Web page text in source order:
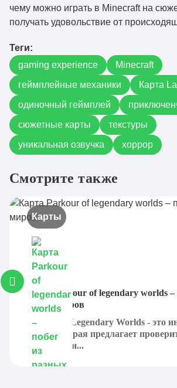
чему можно играть в Minecraft на
получать удовольствие от
Теги:
gaming experience
Minecraft
геймплейные механики
Карта
одиночный геймплей
сюжетные карты
текстуры
уникальная озвучка
хоррор
Смотрите также
Карты
Карта Parkour of legendary worlds –
разных миров
Parkour of Legendary Worlds - это
карта, которая предлагает
своинавыки...